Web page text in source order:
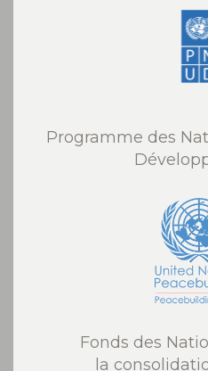
Programme des
Fonds des
la